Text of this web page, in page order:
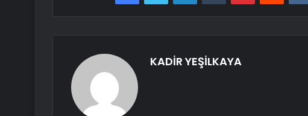
KADİR YEŞİLKAYA